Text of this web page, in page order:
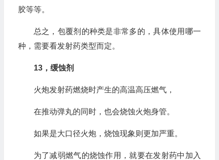
胶等等。
总之，包覆剂的种类是非常多的，具体使用哪一
种，需要看发射药类型而定。
13，缓蚀剂
火炮发射药燃烧时产生的高温高压燃气，
在推动弹丸的同时，也会烧蚀火炮身管。
如果是大口径火炮，烧蚀现象则更加严重。
为了减弱燃气的烧蚀作用，就要在发射药中加入